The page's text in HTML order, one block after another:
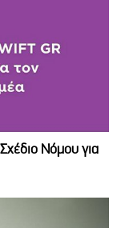
Νόμου για